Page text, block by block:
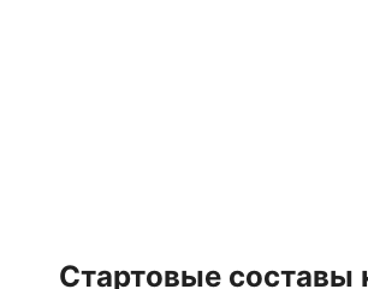
Стартовые составы